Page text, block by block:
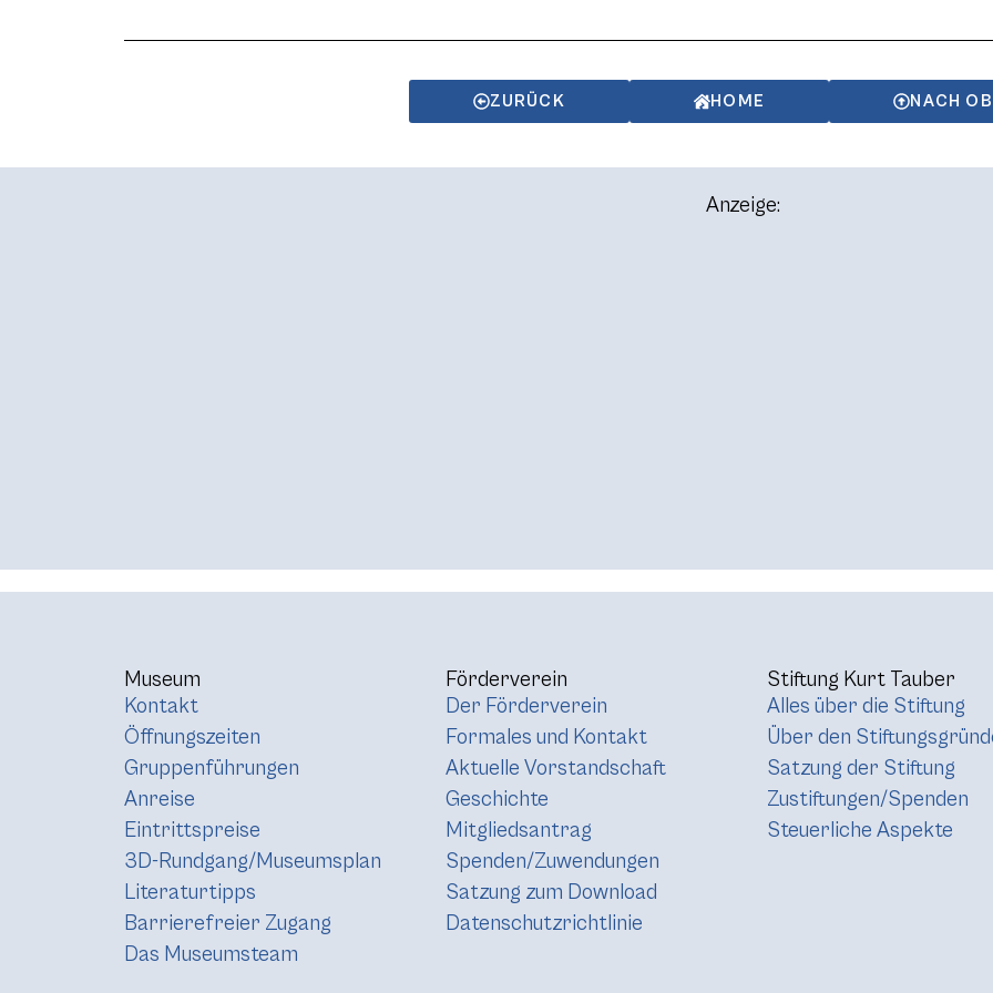
ZURÜCK HOME NACH
Anzeige:
Museum
Kontakt
Öffnungszeiten
Gruppenführungen
Anreise
Eintrittspreise
3D-Rundgang/Museumsplan
Literaturtipps
Barrierefreier Zugang
Das Museumsteam
Förderverein
Der Förderverein
Formales und Kontakt
Aktuelle Vorstandschaft
Geschichte
Mitgliedsantrag
Spenden/Zuwendungen
Satzung zum Download
Datenschutzrichtlinie
Stiftung Kurt Tauber
Alles über die Stiftung
Über den
Satzung der Stiftung
Zustiftungen/Spenden
Steuerliche Aspekte